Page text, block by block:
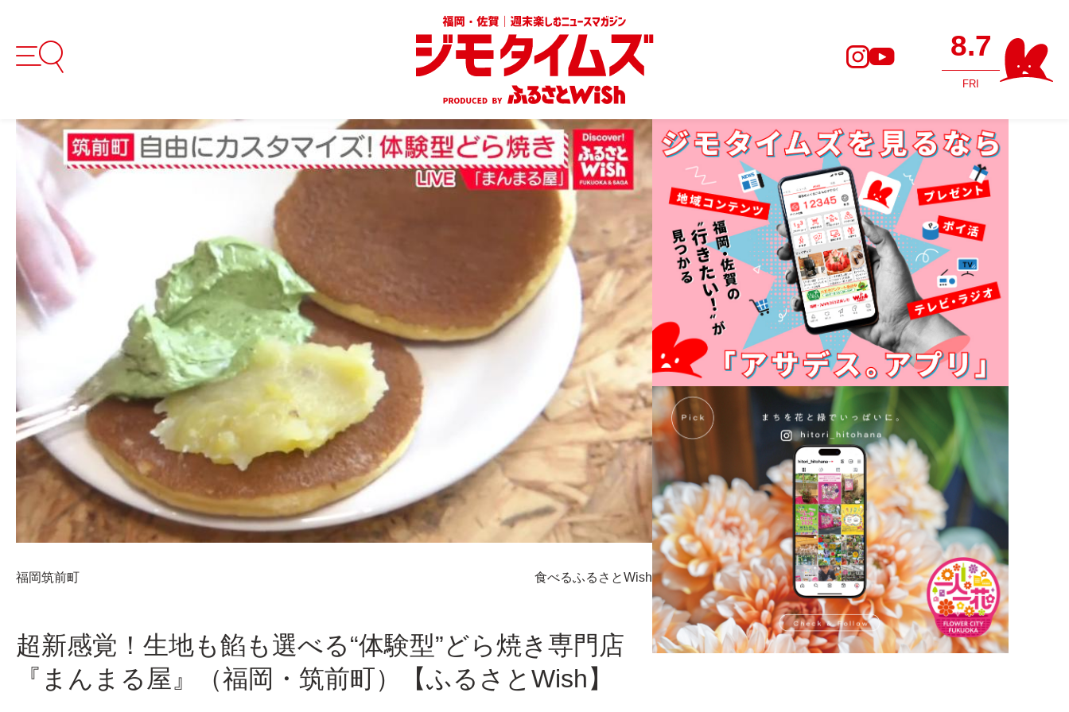
8.7
FRI
福岡筑前町 食べるふるさとWish
超新感覚！生地も餡も選べる“体験型”どら焼き専門店
『まんまる屋』（福岡・筑前町）【ふるさとWish】